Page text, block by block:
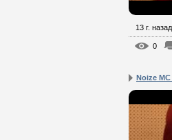
13 г. назад
0
Noize